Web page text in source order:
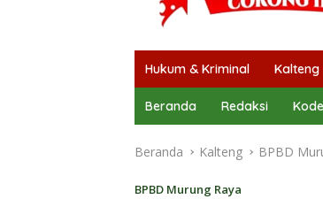
Hukum & Kriminal Kalteng
Beranda Redaksi
Beranda Kalteng BPBD
BPBD Murung Raya